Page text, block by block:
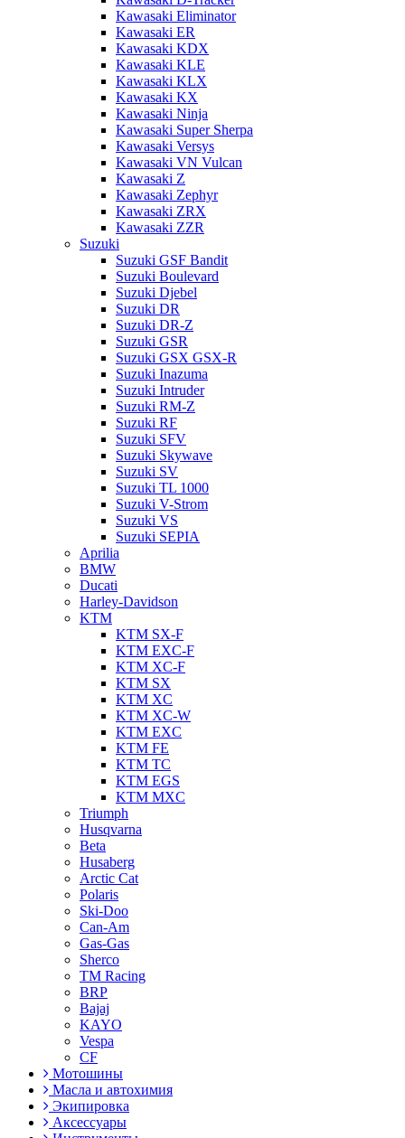
Kawasaki Eliminator
Kawasaki ER
Kawasaki KDX
Kawasaki KLE
Kawasaki KLX
Kawasaki KX
Kawasaki Ninja
Kawasaki Super Sherpa
Kawasaki Versys
Kawasaki VN Vulcan
Kawasaki Z
Kawasaki Zephyr
Kawasaki ZRX
Kawasaki ZZR
Suzuki
Suzuki GSF Bandit
Suzuki Boulevard
Suzuki Djebel
Suzuki DR
Suzuki DR-Z
Suzuki GSR
Suzuki GSX GSX-R
Suzuki Inazuma
Suzuki Intruder
Suzuki RM-Z
Suzuki RF
Suzuki SFV
Suzuki Skywave
Suzuki SV
Suzuki TL 1000
Suzuki V-Strom
Suzuki VS
Suzuki SEPIA
Aprilia
BMW
Ducati
Harley-Davidson
KTM
KTM SX-F
KTM EXC-F
KTM XC-F
KTM SX
KTM XC
KTM XC-W
KTM EXC
KTM FE
KTM TC
KTM EGS
KTM MXC
Triumph
Husqvarna
Beta
Husaberg
Arctic Cat
Polaris
Ski-Doo
Can-Am
Gas-Gas
Sherco
TM Racing
BRP
Bajaj
KAYO
Vespa
CF
Мотошины
Масла и автохимия
Экипировка
Аксессуары